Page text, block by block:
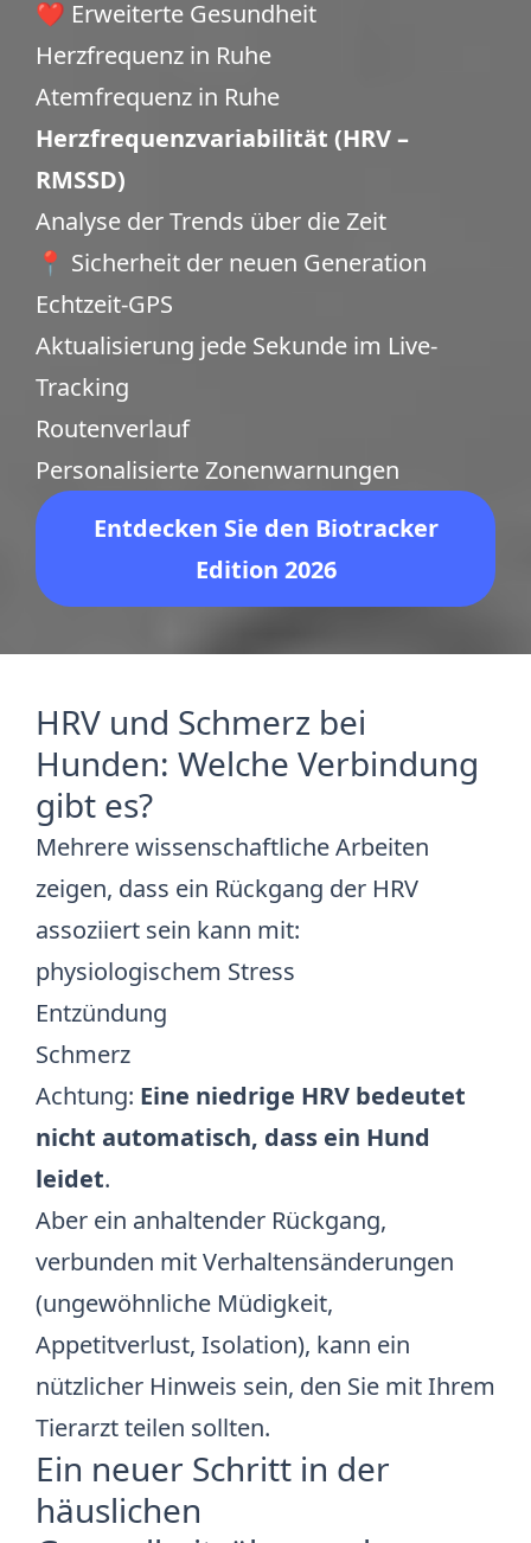
❤️ Erweiterte Gesundheit
Herzfrequenz in Ruhe
Atemfrequenz in Ruhe
Herzfrequenzvariabilität (HRV –
RMSSD)
Analyse der Trends über die Zeit
📍 Sicherheit der neuen Generation
Echtzeit-GPS
Aktualisierung jede Sekunde im Live-
Tracking
Routenverlauf
Personalisierte Zonenwarnungen
Entdecken Sie den Biotracker
Edition 2026
HRV und Schmerz bei
Hunden: Welche Verbindung
gibt es?
Mehrere wissenschaftliche Arbeiten
zeigen, dass ein Rückgang der HRV
assoziiert sein kann mit:
physiologischem Stress
Entzündung
Schmerz
Achtung: Eine niedrige HRV bedeutet
nicht automatisch, dass ein Hund
leidet.
Aber ein anhaltender Rückgang,
verbunden mit Verhaltensänderungen
(ungewöhnliche Müdigkeit,
Appetitverlust, Isolation), kann ein
nützlicher Hinweis sein, den Sie mit Ihrem
Tierarzt teilen sollten.
Ein neuer Schritt in der
häuslichen